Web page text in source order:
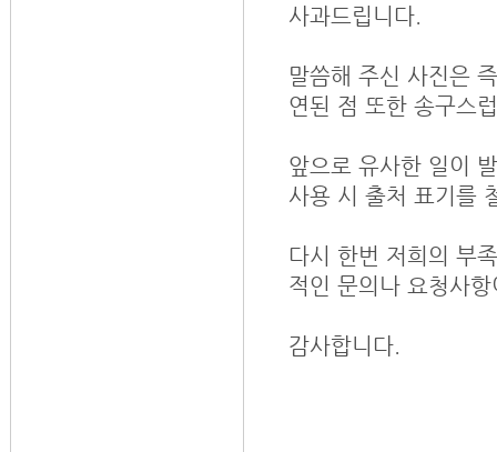
사과드립니다.
말씀해 주신 사진은
연된 점 또한 송구스
앞으로 유사한 일이
사용 시 출처 표기를
다시 한번 저희의 부
적인 문의나 요청사
감사합니다.